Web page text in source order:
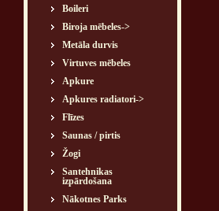
Boileri
Biroja mēbeles->
Metāla durvis
Virtuves mēbeles
Apkure
Apkures radiatori->
Flīzes
Saunas / pirtis
Žogi
Santehnikas
izpārdošana
Nākotnes Parks